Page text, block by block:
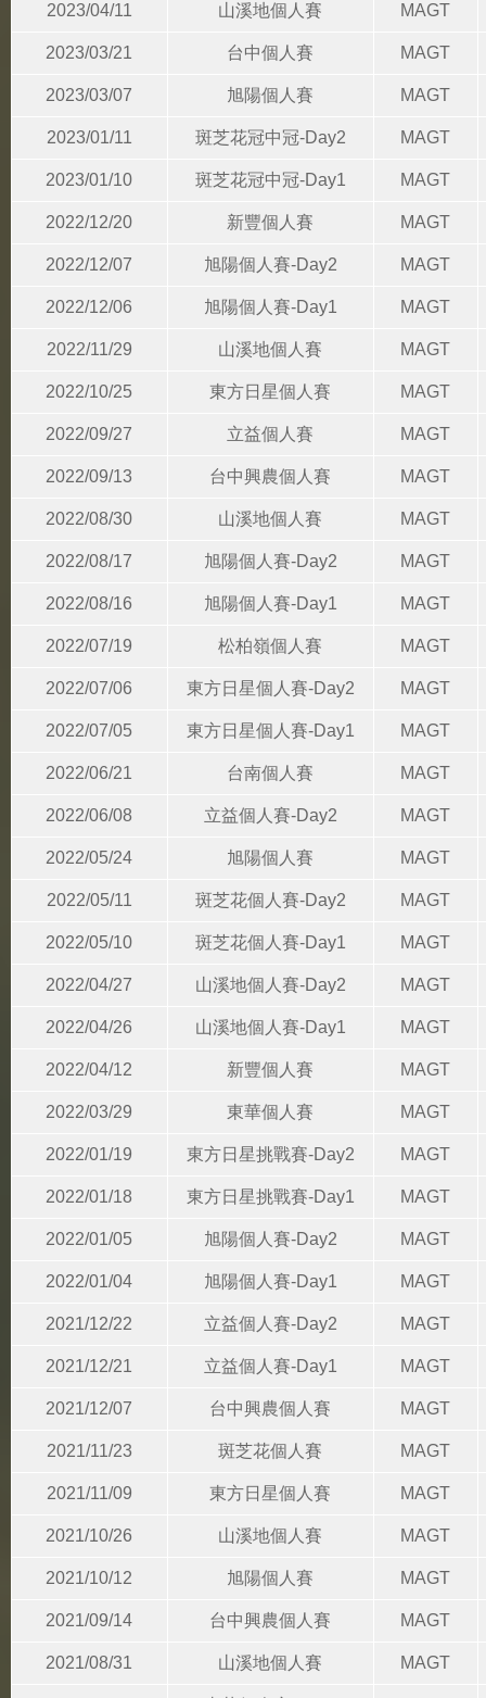
2023/04/11 山溪地個人賽 MAGT
2023/03/21 台中個人賽 MAGT
2023/03/07 旭陽個人賽 MAGT
2023/01/11 斑芝花冠中冠-Day2 MAGT
2023/01/10 斑芝花冠中冠-Day1 MAGT
2022/12/20 新豐個人賽 MAGT
2022/12/07 旭陽個人賽-Day2 MAGT
2022/12/06 旭陽個人賽-Day1 MAGT
2022/11/29 山溪地個人賽 MAGT
2022/10/25 東方日星個人賽 MAGT
2022/09/27 立益個人賽 MAGT
2022/09/13 台中興農個人賽 MAGT
2022/08/30 山溪地個人賽 MAGT
2022/08/17 旭陽個人賽-Day2 MAGT
2022/08/16 旭陽個人賽-Day1 MAGT
2022/07/19 松柏嶺個人賽 MAGT
2022/07/06 東方日星個人賽-Day2 MAGT
2022/07/05 東方日星個人賽-Day1 MAGT
2022/06/21 台南個人賽 MAGT
2022/06/08 立益個人賽-Day2 MAGT
2022/05/24 旭陽個人賽 MAGT
2022/05/11 斑芝花個人賽-Day2 MAGT
2022/05/10 斑芝花個人賽-Day1 MAGT
2022/04/27 山溪地個人賽-Day2 MAGT
2022/04/26 山溪地個人賽-Day1 MAGT
2022/04/12 新豐個人賽 MAGT
2022/03/29 東華個人賽 MAGT
2022/01/19 東方日星挑戰賽-Day2 MAGT
2022/01/18 東方日星挑戰賽-Day1 MAGT
2022/01/05 旭陽個人賽-Day2 MAGT
2022/01/04 旭陽個人賽-Day1 MAGT
2021/12/22 立益個人賽-Day2 MAGT
2021/12/21 立益個人賽-Day1 MAGT
2021/12/07 台中興農個人賽 MAGT
2021/11/23 斑芝花個人賽 MAGT
2021/11/09 東方日星個人賽 MAGT
2021/10/26 山溪地個人賽 MAGT
2021/10/12 旭陽個人賽 MAGT
2021/09/14 台中興農個人賽 MAGT
2021/08/31 山溪地個人賽 MAGT